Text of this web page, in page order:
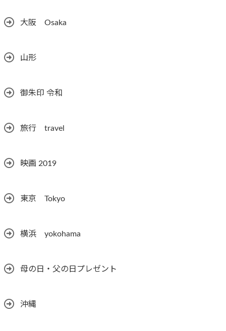
大阪 Osaka
山形
御朱印 令和
旅行 travel
映画 2019
東京 Tokyo
横浜 yokohama
母の日・父の日プレゼント
沖縄